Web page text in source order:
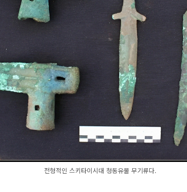
전형적인 스키타이시대 청동유물 무기류다.